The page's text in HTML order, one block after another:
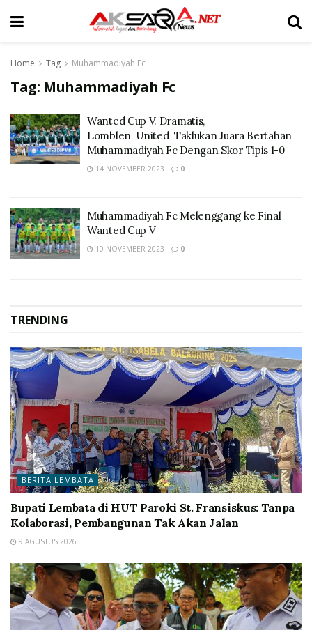
Home Tag Muhammadiyah Fc
Tag: Muhammadiyah Fc
Wanted Cup V. Dramatis,
Lomblen United Taklukan Juara Bertahan
Muhammadiyah Fc Dengan Skor Tipis 1-0
14 NOVEMBER 2023 0
Muhammadiyah Fc Melenggang ke Final
Wanted Cup V
10 NOVEMBER 2023 0
TRENDING
BERITA LEMBATA
Bupati Lembata di HUT Paroki St. Fransiskus: Tanpa
Kolaborasi, Pembangunan Tak Akan Jalan
9 AGUSTUS 2026